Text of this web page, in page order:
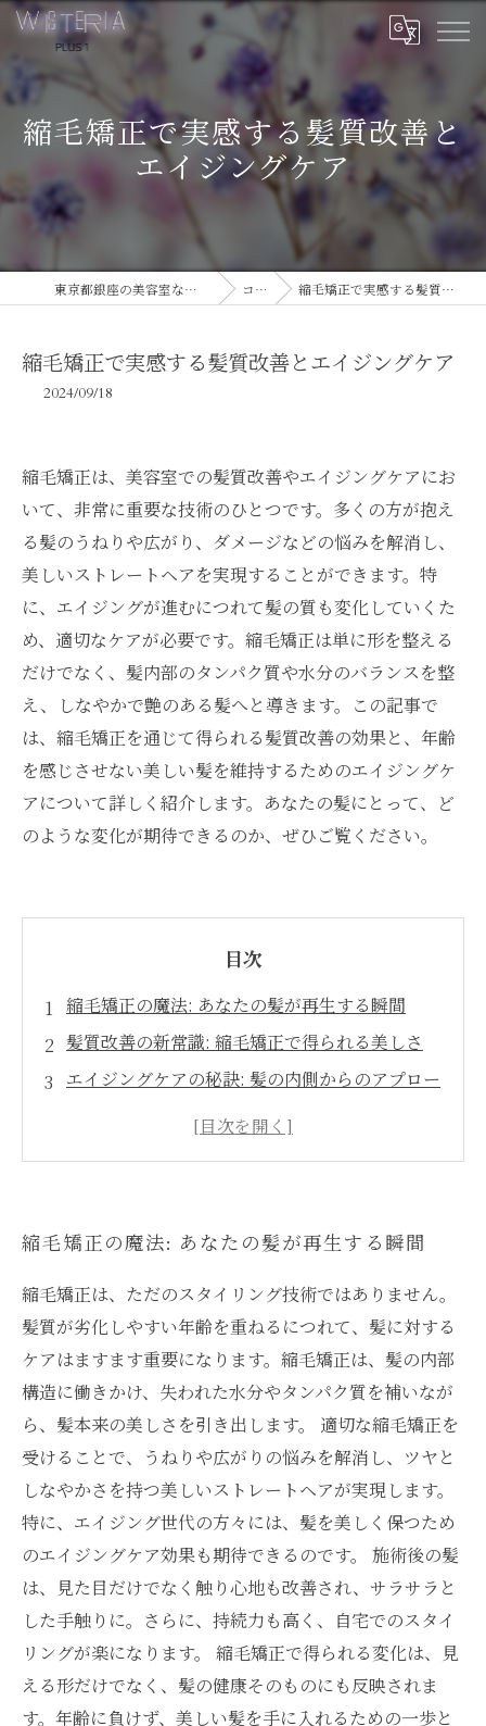
縮毛矯正で実感する髪質改善と
エイジングケア
東京都銀座の美容室ならWISTERIA PLUS 1 コラム 縮毛矯正で実感する髪質改善とエイジングケア
縮毛矯正で実感する髪質改善とエイジングケア
2024/09/18
縮毛矯正は、美容室での髪質改善やエイジングケアにお
いて、非常に重要な技術のひとつです。多くの方が抱え
る髪のうねりや広がり、ダメージなどの悩みを解消し、
美しいストレートヘアを実現することができます。特
に、エイジングが進むにつれて髪の質も変化していくた
め、適切なケアが必要です。縮毛矯正は単に形を整える
だけでなく、髪内部のタンパク質や水分のバランスを整
え、しなやかで艶のある髪へと導きます。この記事で
は、縮毛矯正を通じて得られる髪質改善の効果と、年齢
を感じさせない美しい髪を維持するためのエイジングケ
アについて詳しく紹介します。あなたの髪にとって、ど
のような変化が期待できるのか、ぜひご覧ください。
目次
縮毛矯正の魔法: あなたの髪が再生する瞬間
髪質改善の新常識: 縮毛矯正で得られる美しさ
エイジングケアの秘訣: 髪の内側からのアプロー
あなたの髪に必要なケア: 年齢を感じさせない美
しさを
縮毛矯正で実現する、未来の自分の髪を見据え
たケア
縮毛矯正の魔法: あなたの髪が再生する瞬間
縮毛矯正は、ただのスタイリング技術ではありません。
髪質が劣化しやすい年齢を重ねるにつれて、髪に対する
ケアはますます重要になります。縮毛矯正は、髪の内部
構造に働きかけ、失われた水分やタンパク質を補いなが
ら、髪本来の美しさを引き出します。 適切な縮毛矯正を
受けることで、うねりや広がりの悩みを解消し、ツヤと
しなやかさを持つ美しいストレートヘアが実現します。
特に、エイジング世代の方々には、髪を美しく保つため
のエイジングケア効果も期待できるのです。 施術後の髪
は、見た目だけでなく触り心地も改善され、サラサラと
した手触りに。さらに、持続力も高く、自宅でのスタイ
リングが楽になります。 縮毛矯正で得られる変化は、見
える形だけでなく、髪の健康そのものにも反映されま
す。年齢に負けず、美しい髪を手に入れるための一歩と